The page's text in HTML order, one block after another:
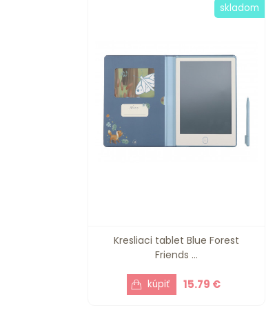
Kresliaci tablet Blue Forest
Friends ...
15.79 €
skladom